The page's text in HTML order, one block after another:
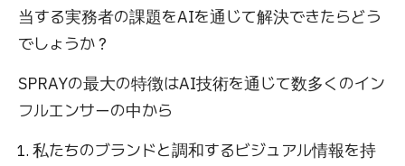
当する実務者の課題をAIを通じて解決できたらどう
でしょうか？
SPRAYの最大の特徴はAI技術を通じて数多くのイン
フルエンサーの中から
私たちのブランドと調和するビジュアル情報を持